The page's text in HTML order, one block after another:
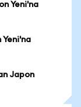
Yeni'na
Japon